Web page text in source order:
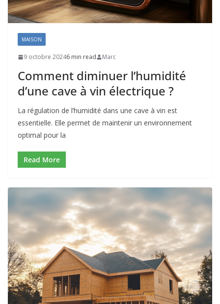
MAISON
9 octobre 20246 min read Marc
Comment diminuer l’humidité
d’une cave à vin électrique ?
La régulation de l’humidité dans une cave à vin est
essentielle. Elle permet de maintenir un environnement
optimal pour la
Read More